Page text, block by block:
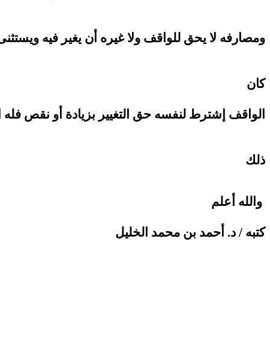
ومصارفه لا يحق للواقف ولا غيره أن يغير فيه
كان
الواقف إشترط لنفسه حق التغيير بزيادة أو نقص فله
ذلك
والله أعلم
كتبه / د. أحمد بن محمد الخليل